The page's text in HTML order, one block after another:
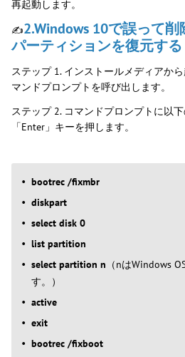
再起動します。
✍2.Windows 10で誤って
パーティションを復元する
ステップ 1. インストールメディアか
マンドプロンプトを呼び出します。
ステップ 2. コマンドプロンプトに以下
「Enter」キーを押します。
bootrec /fixmbr
diskpart
select disk 0
list partition
select partition n （nはWindows
す。）
active
exit
bootrec /fixboot